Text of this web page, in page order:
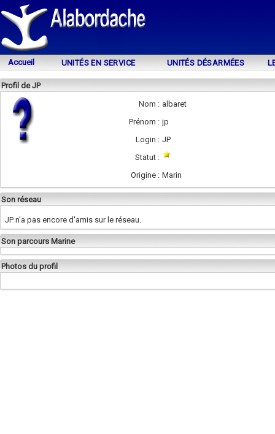
Accueil UNITÉS EN SERVICE UNITÉS DÉSARMÉES
Profil de JP
Nom : albaret
Prénom : jp
Login : JP
Statut :
Origine : Marin
Son réseau
JP n'a pas encore d'amis sur le réseau.
Son parcours Marine
Photos du profil